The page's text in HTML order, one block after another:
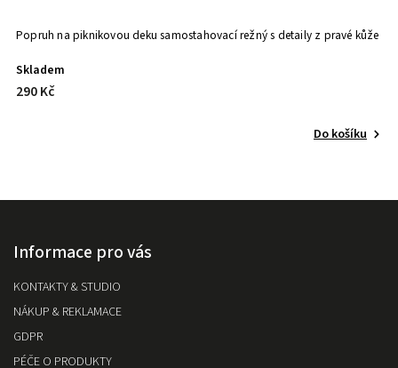
Popruh na piknikovou deku samostahovací režný s detaily z pravé kůže
Skladem
290 Kč
Do košíku
Informace pro vás
KONTAKTY & STUDIO
NÁKUP & REKLAMACE
GDPR
PÉČE O PRODUKTY